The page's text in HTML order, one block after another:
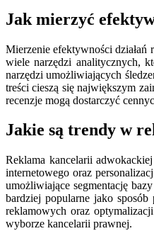
Jak mierzyć
Mierzenie efektywności działań
wiele narzędzi analitycznych,
narzędzi umożliwiających
treści cieszą się największym
recenzje mogą dostarczyć
Jakie są trendy w
Reklama kancelarii
internetowego oraz
umożliwiające segmentację
bardziej popularne jako
reklamowych oraz
wyborze kancelarii prawnej.